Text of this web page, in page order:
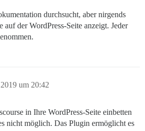
durchsucht, aber nirgends
auf der WordPress-Seite anzeigt. Jeder
um 20:42
in Ihre WordPress-Seite einbetten
nicht möglich. Das Plugin ermöglicht es